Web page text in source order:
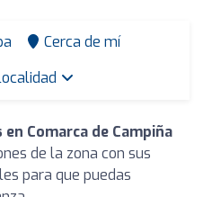
Cerca de mí
Comarca de Campiña
de la zona con sus
para que puedas